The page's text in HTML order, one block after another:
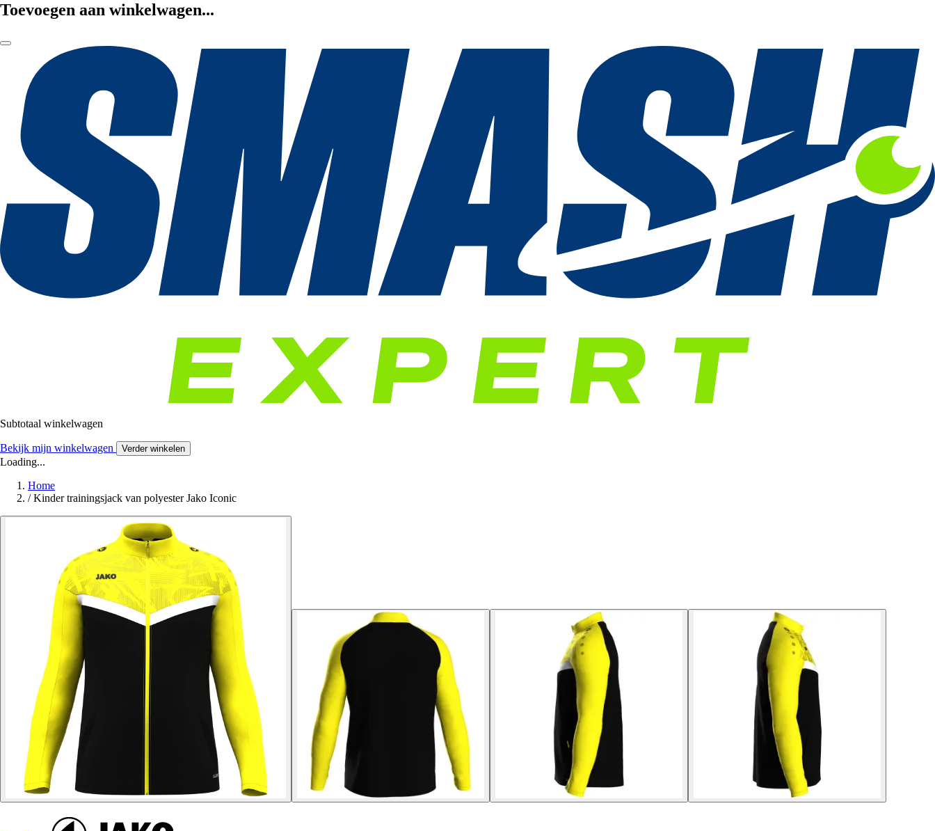
Toevoegen aan winkelwagen...
Subtotaal winkelwagen
Bekijk mijn winkelwagen Verder winkelen
Loading...
Home
/ Kinder trainingsjack van polyester Jako Iconic